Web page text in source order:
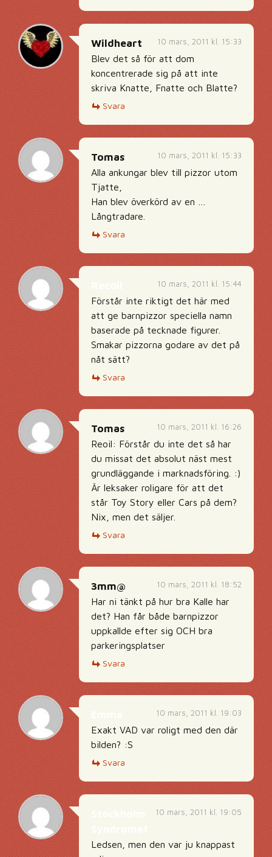
10 mars, 2011 kl. 15:33
Wildheart
Blev det så för att dom
koncentrerade sig på att inte
skriva Knatte, Fnatte och Blatte?
Svara
10 mars, 2011 kl. 15:33
Tomas
Alla ankungar blev till pizzor utom
Tjatte,
Han blev överkörd av en …
Långtradare.
Svara
10 mars, 2011 kl. 15:44
Förstår inte riktigt det här med
att ge barnpizzor speciella namn
baserade på tecknade figurer.
Smakar pizzorna godare av det på
nåt sätt?
Svara
10 mars, 2011 kl. 16:26
Tomas
Reoil: Förstår du inte det så har
du missat det absolut näst mest
grundläggande i marknadsföring. :)
Är leksaker roligare för att det
står Toy Story eller Cars på dem?
Nix, men det säljer.
Svara
10 mars, 2011 kl. 18:52
3mm@
Har ni tänkt på hur bra Kalle har
det? Han får både barnpizzor
uppkallde efter sig OCH bra
parkeringsplatser
Svara
10 mars, 2011 kl. 19:03
Exakt VAD var roligt med den där
bilden? :S
Svara
10 mars, 2011 kl. 19:05
Ledsen, men den var ju knappast